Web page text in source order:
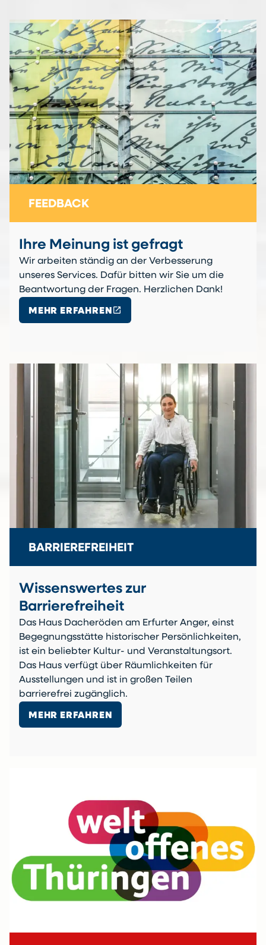
FEEDBACK
Ihre Meinung ist gefragt
Wir arbeiten ständig an der Verbesserung
unseres Services. Dafür bitten wir Sie um die
Beantwortung der Fragen. Herzlichen Dank!
MEHR ERFAHREN open_in_new
BARRIEREFREIHEIT
Wissenswertes zur
Barrierefreiheit
Das Haus Dacheröden am Erfurter Anger, einst
Begegnungsstätte historischer Persönlichkeiten,
ist ein beliebter Kultur- und Veranstaltungsort.
Das Haus verfügt über Räumlichkeiten für
Ausstellungen und ist in großen Teilen
barrierefrei zugänglich.
MEHR ERFAHREN